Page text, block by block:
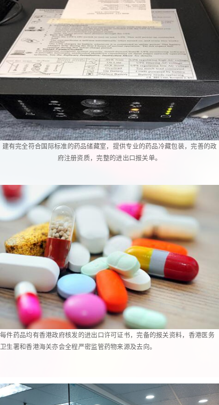
建有完全符合国际标准的药品储藏室，提供专业的药品冷藏包装，完善的政
府注册资质，完整的进出口报关单。
每件药品均有香港政府核发的进出口许可证书，完备的报关资料，香港医务
卫生署和香港海关亦会全程严密监管药物来源及去向。